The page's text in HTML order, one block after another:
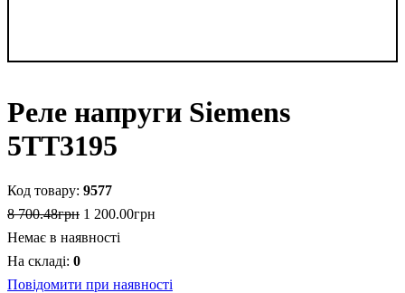
Реле напруги Siemens
5ТТ3195
9577
8 700.48грн 1 200.00грн
Немає в наявності
0
Повідомити при наявності